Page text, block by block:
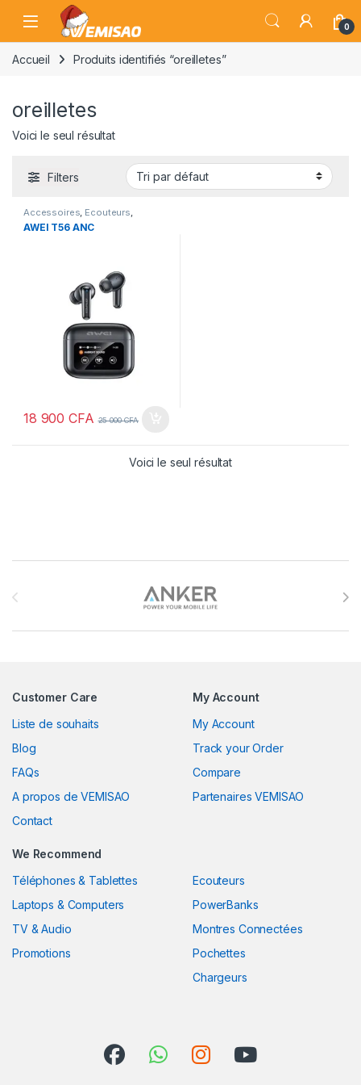
Skip to navigation
Skip to content
Open 0
Accueil Produits identifiés “oreilletes”
oreilletes
Voici le seul résultat
Filters
Accessoires Ecouteurs
Ecouteurs Bluetooth
AWEI T56 ANC
18 900CFA 25 000CFA
Voici le seul résultat
Customer Care
Liste de souhaits
Blog
FAQs
A propos de VEMISAO
Contact
My Account
My Account
Track your Order
Compare
Partenaires VEMISAO
We Recommend
Téléphones & Tablettes
Laptops & Computers
TV & Audio
Promotions
Ecouteurs
PowerBanks
Montres Connectées
Pochettes
Chargeurs